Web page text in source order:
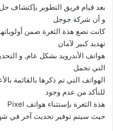
بعد قيام فريق التطوير بإكتشاف
و أن شركة جوجل
كانت تضع هذة الثغرة ضمن
تهديد كبير لآمان
هواتف الأندرويد بشكل عام, و
التي تحمل
الهواتف التي تم ذكرها بالقائمة
للتأكد من عدم وجود
هذة الثغرة بإستثناء هواتف Pixel
حيث سيتم توفير تحديث آخر في